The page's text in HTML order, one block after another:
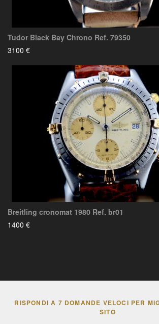
Tudor Black Bay Chrono Ref. 79350
3100 €
Breitling cronomat 1980 Ref. br01
1400 €
RISPONDI A 7 DOMANDE VELOCI PER
SITO